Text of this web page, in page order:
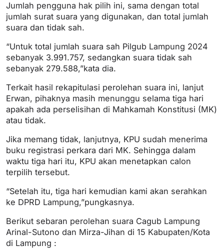
Jumlah pengguna hak pilih ini, sama dengan total
jumlah surat suara yang digunakan, dan total jumlah
suara dan tidak sah.
“Untuk total jumlah suara sah Pilgub Lampung 2024
sebanyak 3.991.757, sedangkan suara tidak sah
sebanyak 279.588,”kata dia.
Terkait hasil rekapitulasi perolehan suara ini, lanjut
Erwan, pihaknya masih menunggu selama tiga hari
apakah ada perselisihan di Mahkamah Konstitusi (MK)
atau tidak.
Jika memang tidak, lanjutnya, KPU sudah menerima
buku registrasi perkara dari MK. Sehingga dalam
waktu tiga hari itu, KPU akan menetapkan calon
terpilih tersebut.
“Setelah itu, tiga hari kemudian kami akan serahkan
ke DPRD Lampung,”pungkasnya.
Berikut sebaran perolehan suara Cagub Lampung
Arinal-Sutono dan Mirza-Jihan di 15 Kabupaten/Kota
di Lampung :